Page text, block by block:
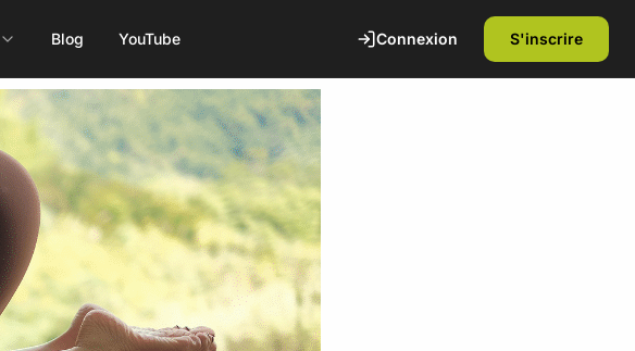
Toutes les activités
Pôle Santé
Massages
Blog YouTube Connexion S'inscrire